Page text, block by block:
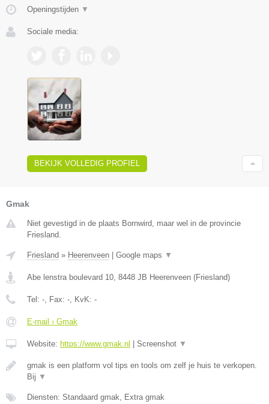
Openingstijden ▼
Sociale media:
BEKIJK VOLLEDIG PROFIEL
Gmak
Niet gevestigd in de plaats Bornwird, maar wel in de provincie
Friesland.
Friesland » Heerenveen Google maps ▼
Abe lenstra boulevard 10, 8448 JB Heerenveen (Friesland)
Tel: -, Fax: -, KvK: -
E-mail › Gmak
Website: https://www.gmak.nl Screenshot ▼
gmak is een platform vol tips en tools om zelf je huis te verkopen.
Bij ▼
Diensten: Standaard gmak, Extra gmak